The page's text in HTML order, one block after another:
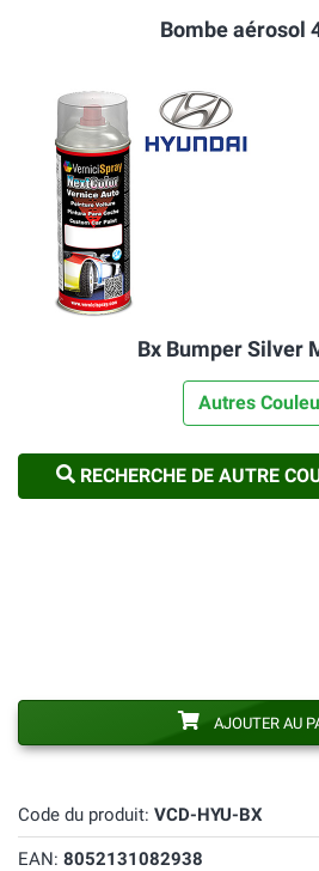
Bombe aérosol
Bx Bumper Silver
Autres
RECHERCHE DE AUTRE
Code du produit: VCD-HYU-BX
EAN: 8052131082938
AJOUTER AU